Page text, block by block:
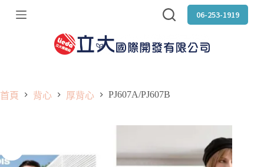
跳
06-253-1919
首頁 背心 厚背心 PJ607A/PJ607B